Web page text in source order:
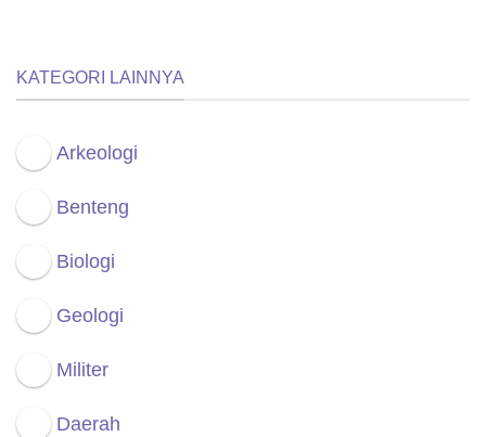
KATEGORI LAINNYA
Arkeologi
Benteng
Biologi
Geologi
Militer
Daerah